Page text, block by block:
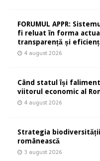
FORUMUL APPR:
fi reluat în forma
transparență și
4 august 2026
Când statul își
viitorul economic al
4 august 2026
Strategia
românească
3 august 2026